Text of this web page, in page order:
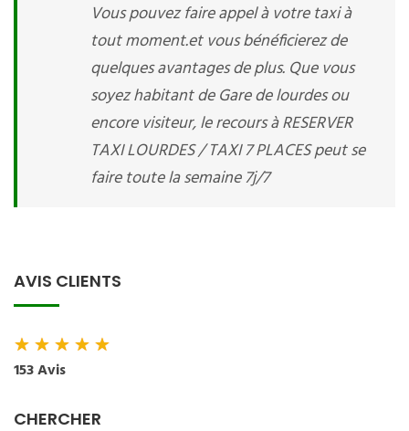
Vous pouvez faire appel à votre taxi à
tout moment.et vous bénéficierez de
quelques avantages de plus. Que vous
soyez habitant de Gare de lourdes ou
encore visiteur, le recours à RESERVER
TAXI LOURDES / TAXI 7 PLACES peut se
faire toute la semaine 7j/7
AVIS CLIENTS
★★★★★
153 Avis
CHERCHER